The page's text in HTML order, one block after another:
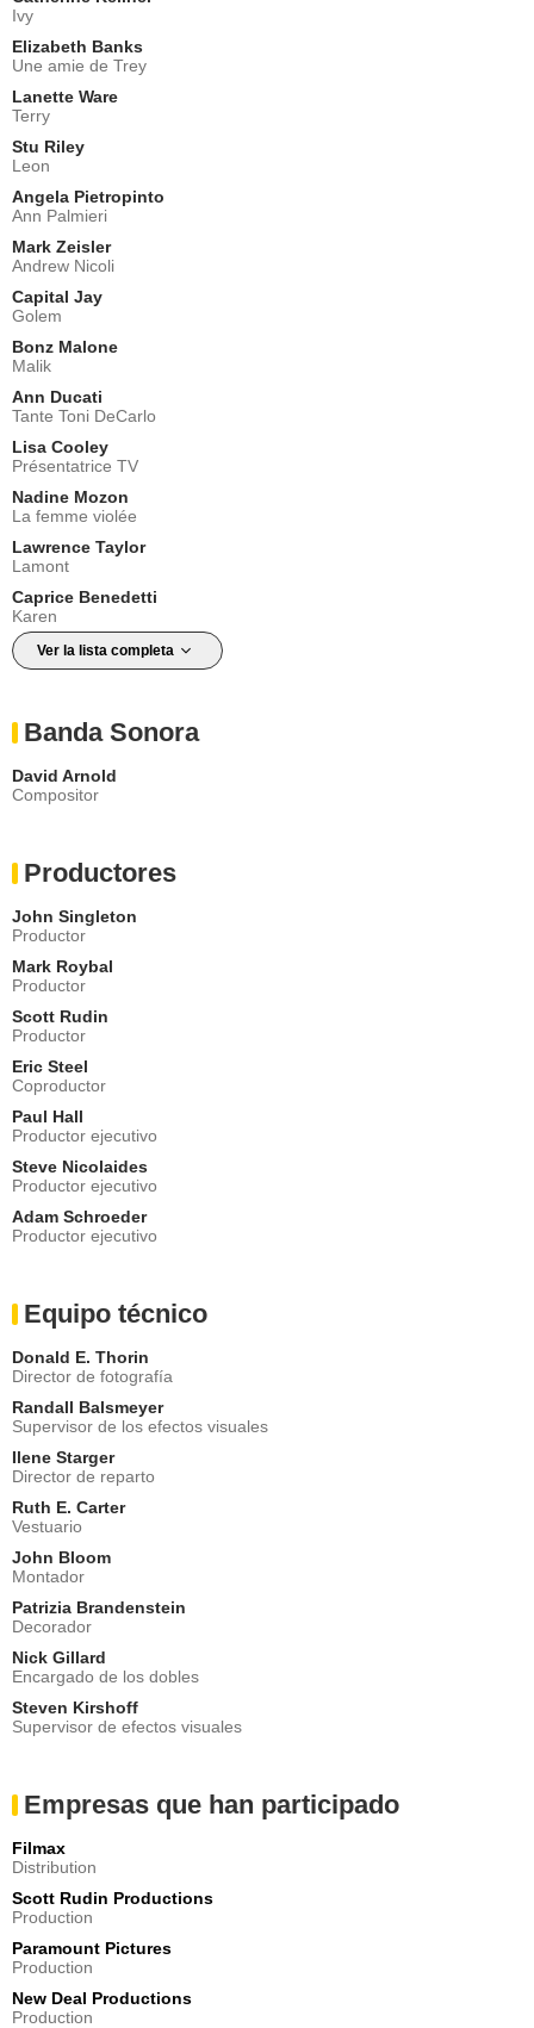
Ivy
Elizabeth Banks
Une amie de Trey
Lanette Ware
Terry
Stu Riley
Leon
Angela Pietropinto
Ann Palmieri
Mark Zeisler
Andrew Nicoli
Capital Jay
Golem
Bonz Malone
Malik
Ann Ducati
Tante Toni DeCarlo
Lisa Cooley
Présentatrice TV
Nadine Mozon
La femme violée
Lawrence Taylor
Lamont
Caprice Benedetti
Karen
Ver la lista completa
Banda Sonora
David Arnold
Compositor
Productores
John Singleton
Productor
Mark Roybal
Productor
Scott Rudin
Productor
Eric Steel
Coproductor
Paul Hall
Productor ejecutivo
Steve Nicolaides
Productor ejecutivo
Adam Schroeder
Productor ejecutivo
Equipo técnico
Donald E. Thorin
Director de fotografía
Randall Balsmeyer
Supervisor de los efectos visuales
Ilene Starger
Director de reparto
Ruth E. Carter
Vestuario
John Bloom
Montador
Patrizia Brandenstein
Decorador
Nick Gillard
Encargado de los dobles
Steven Kirshoff
Supervisor de efectos visuales
Empresas que han participado
Filmax
Distribution
Scott Rudin Productions
Production
Paramount Pictures
Production
New Deal Productions
Production